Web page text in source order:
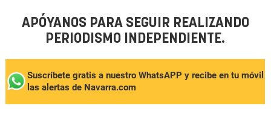
APÓYANOS PARA SEGUIR REALIZANDO
PERIODISMO INDEPENDIENTE.
Suscríbete gratis a nuestro WhatsAPP y recibe en tu móvil
las alertas de Navarra.com